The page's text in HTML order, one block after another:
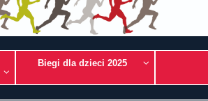
Biegi dla dzieci 2025